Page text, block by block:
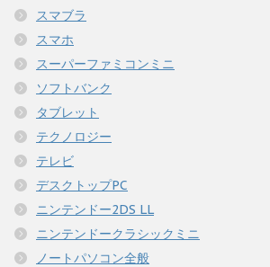
スマブラ
スマホ
スーパーファミコンミニ
ソフトバンク
タブレット
テクノロジー
テレビ
デスクトップPC
ニンテンドー2DS LL
ニンテンドークラシックミニ
ノートパソコン全般